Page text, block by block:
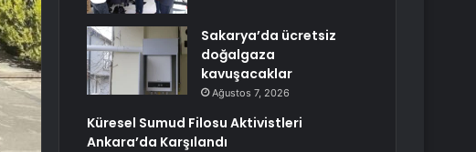
Sakarya’da ücretsiz
doğalgaza
kavuşacaklar
Ağustos 7, 2026
Küresel Sumud Filosu Aktivistleri
Ankara’da Karşılandı